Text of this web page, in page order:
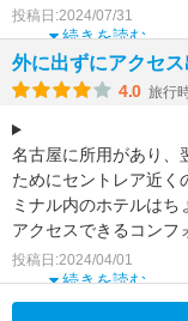
伝えるも快く応対して
寧で分か続きを読む
投稿日:2024/07/31
外に出ずにアクセス
4.0 旅行
名古屋に所用があり、
ためにセントレア近く
ミナル内のホテルはち
アクセスできるコンフ
朝食が無料で、あ
続きを読む
投稿日:2024/04/01